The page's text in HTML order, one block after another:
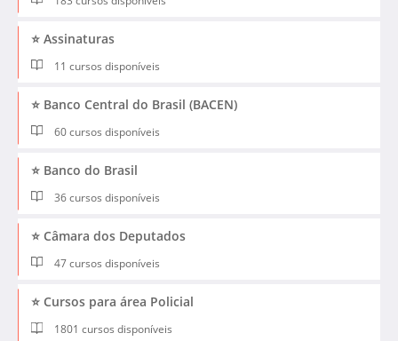
⭐ Assinaturas
11 cursos disponíveis
⭐ Banco Central do Brasil (BACEN)
60 cursos disponíveis
⭐ Banco do Brasil
36 cursos disponíveis
⭐ Câmara dos Deputados
47 cursos disponíveis
⭐ Cursos para área Policial
1801 cursos disponíveis